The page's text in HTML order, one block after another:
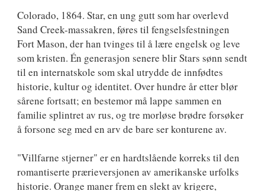
Colorado, 1864. Star, en ung gutt som har overlevd
Sand Creek-massakren, føres til fengselsfestningen
Fort Mason, der han tvinges til å lære engelsk og leve
som kristen. Én generasjon senere blir Stars sønn sendt
til en internatskole som skal utrydde de innfødtes
historie, kultur og identitet. Over hundre år etter blør
sårene fortsatt; en bestemor må lappe sammen en
familie splintret av rus, og tre morløse brødre forsøker
å forsone seg med en arv de bare ser konturene av.
"Villfarne stjerner" er en hardtslående korreks til den
romantiserte prærieversjonen av amerikanske urfolks
historie. Orange maner frem en slekt av krigere,